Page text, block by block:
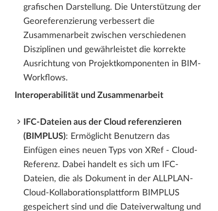
grafischen Darstellung. Die Unterstützung der
Georeferenzierung verbessert die
Zusammenarbeit zwischen verschiedenen
Disziplinen und gewährleistet die korrekte
Ausrichtung von Projektkomponenten in BIM-
Workflows.
Interoperabilität und Zusammenarbeit
IFC-Dateien aus der Cloud referenzieren
(BIMPLUS): Ermöglicht Benutzern das
Einfügen eines neuen Typs von XRef - Cloud-
Referenz. Dabei handelt es sich um IFC-
Dateien, die als Dokument in der ALLPLAN-
Cloud-Kollaborationsplattform BIMPLUS
gespeichert sind und die Dateiverwaltung und